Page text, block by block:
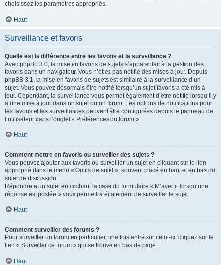
choisissez les paramètres appropriés.
Haut
Surveillance et favoris
Quelle est la différence entre les favoris et la surveillance ?
Avec phpBB 3.0, la mise en favoris de sujets s’apparentait à la gestion des
favoris dans un navigateur. Vous n’étiez pas notifié des mises à jour. Depuis
phpBB 3.1, la mise en favoris de sujets est similaire à la surveillance d’un
sujet. Vous pouvez désormais être notifié lorsqu’un sujet favoris a été mis à
jour. Cependant, la surveillance vous permet également d’être notifié lorsqu’il y
a une mise à jour dans un sujet ou un forum. Les options de notifications pour
les favoris et les surveillances peuvent être configurées depuis le panneau de
l’utilisateur dans l’onglet « Préférences du forum ».
Haut
Comment mettre en favoris ou surveiller des sujets ?
Vous pouvez ajouter aux favoris ou surveiller un sujet en cliquant sur le lien
approprié dans le menu « Outils de sujet », souvent placé en haut et en bas du
sujet de discussion.
Répondre à un sujet en cochant la case du formulaire « M’avertir lorsqu’une
réponse est postée » vous permettra également de surveiller le sujet.
Haut
Comment surveiller des forums ?
Pour surveiller un forum en particulier, une fois entré sur celui-ci, cliquez sur le
lien « Surveiller ce forum » qui se trouve en bas de page.
Haut